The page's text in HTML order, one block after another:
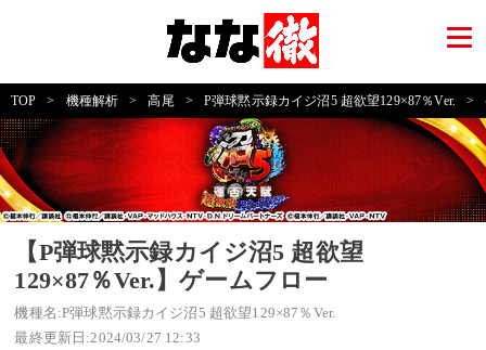
TOP > 機種解析 > 高尾 > P弾球黙示録カイジ沼5 超欲望129×87％Ver. >
【P弾球黙示録カイジ沼5 超欲望
129×87％Ver.】ゲームフロー
機種名:P弾球黙示録カイジ沼5 超欲望129×87％Ver.
最終更新日:2024/03/27 12:33